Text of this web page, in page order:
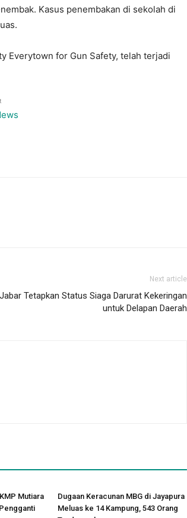
Kasus penembakan di sekolah di
Everytown for Gun Safety, telah terjadi
Next article
Jabar Tetapkan Status Siaga Darurat Kekeringan
untuk Delapan Daerah
Mutiara
Dugaan Keracunan MBG di Jayapura
Meluas ke 14 Kampung, 543 Orang